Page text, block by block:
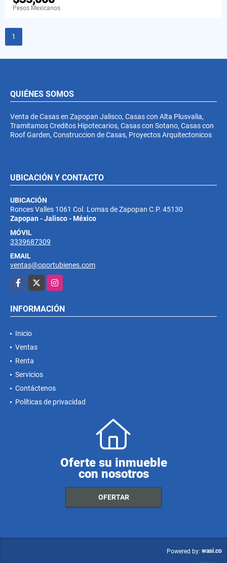
Pesos Mexicanos
1
QUIÉNES SOMOS
Venta de Casas en Zapopan Jalisco, Casas con Alta Plusvalia,
Tramitamos Creditos Hipotecarios, Casas con Sotano, Casas con
Roof Garden, Construccion de Casas, Proyectos Arquitectonicos
UBICACIÓN Y CONTACTO
UBICACIÓN
Ronces Valles 1061 Col. Lomas de Zapopan C.P. 45130
Zapopan - Jalisco - México
MÓVIL
3339687309
EMAIL
ventas@oportubienes.com
Facebook
Instagram
INFORMACIÓN
Inicio
Ventas
Renta
Servicios
Contáctenos
Políticas de privacidad
Oferte su inmueble
con nosotros
OFERTAR
Powered by: wasi.co